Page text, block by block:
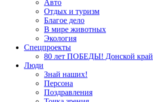
Авто
Отдых и туризм
Благое дело
В мире животных
Экология
Спецпроекты
80 лет ПОБЕДЫ! Донской край
Люди
Знай наших!
Персона
Поздравления